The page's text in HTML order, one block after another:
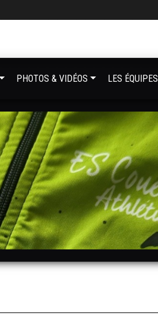
PHOTOS & VIDÉOS LES ÉQUIPES